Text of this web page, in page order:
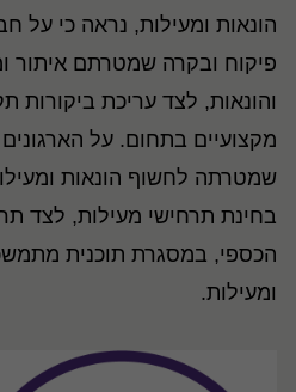
הונאות ומעילות, נראה כי על
פיקוח ובקרה שמטרתם איתור
והונאות, לצד עריכת ביקורות
מקצועיים בתחום. על
שמטרתה לחשוף הונאות
בחינת תרחישי מעילות, לצד
הכספי, במסגרת תוכנית
ומעילות.